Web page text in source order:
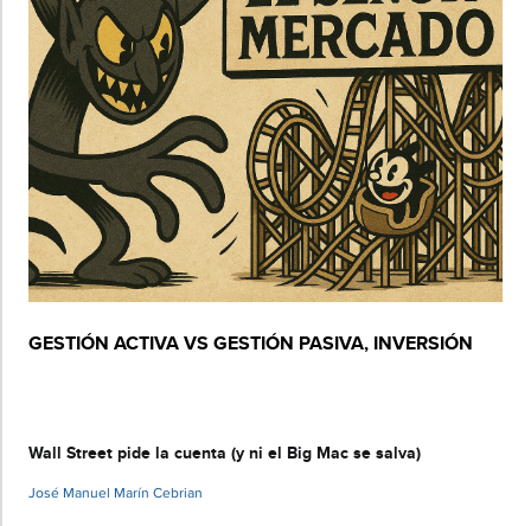
GESTIÓN ACTIVA VS GESTIÓN PASIVA, INVERSIÓN
Wall Street pide la cuenta (y ni el Big Mac se salva)
José Manuel Marín Cebrian